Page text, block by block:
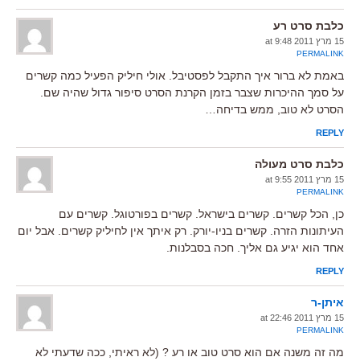
כלבת סרט רע
15 מרץ 2011 at 9:48
PERMALINK
באמת לא ברור איך התקבל לפסטיבל. אולי חיליק הפעיל כמה קשרים
על סמך ההיכרות שצבר בזמן הקרנת הסרט סיפור גדול שהיה שם.
הסרט לא טוב, ממש בדיחה…
REPLY
כלבת סרט מעולה
15 מרץ 2011 at 9:55
PERMALINK
כן, הכל קשרים. קשרים בישראל. קשרים בפורטוגל. קשרים עם
העיתונות הזרה. קשרים בניו-יורק. רק איתך אין לחיליק קשרים. אבל יום
אחד הוא יגיע גם אליך. חכה בסבלנות.
REPLY
איתן-ר
15 מרץ 2011 at 22:46
PERMALINK
מה זה משנה אם הוא סרט טוב או רע ? (לא ראיתי, ככה שדעתי לא